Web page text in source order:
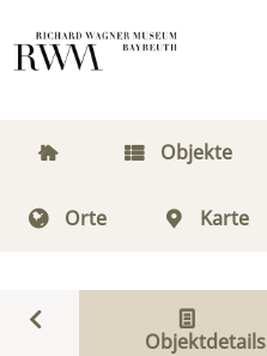
Objekte
Orte Karte
Objektdetails